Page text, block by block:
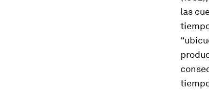
las